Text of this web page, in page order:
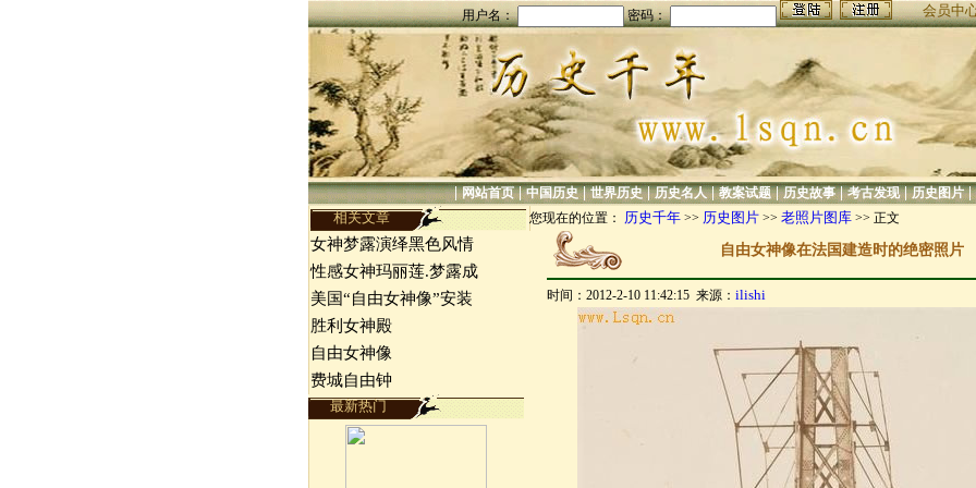
用户名： 密码： 会员中
|网站首页|中国历史|世界历史|历史名人|教案试题|历史故事|考古发现|历史图片|
相关文章 您现在的位置： 历史千年>> 历史图片>> 老照片图库>> 正文
女神梦露演绎黑色风情
性感女神玛丽莲.梦露成
美国“自由女神像”安装
胜利女神殿
自由女神像
费城自由钟
最新热门
自由女神像在法国建造时的绝密照片
时间：2012-2-10 11:42:15 来源： ilishi